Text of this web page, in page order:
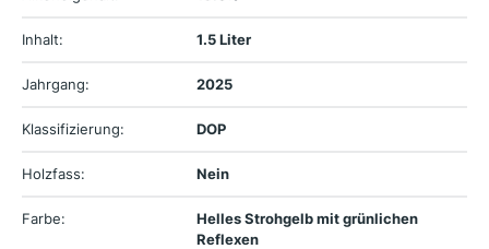
Inhalt: 1.5 Liter
Jahrgang: 2025
Klassifizierung: DOP
Holzfass: Nein
Farbe:
Helles Strohgelb mit grünlichen
Reflexen